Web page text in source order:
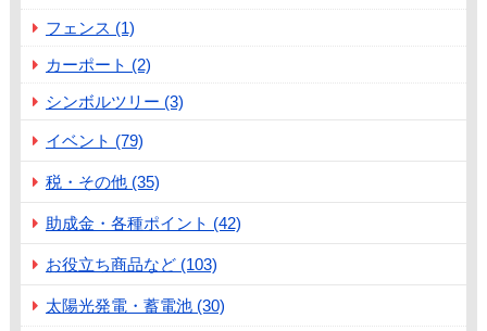
フェンス (1)
カーポート (2)
シンボルツリー (3)
イベント (79)
税・その他 (35)
助成金・各種ポイント (42)
お役立ち商品など (103)
太陽光発電・蓄電池 (30)